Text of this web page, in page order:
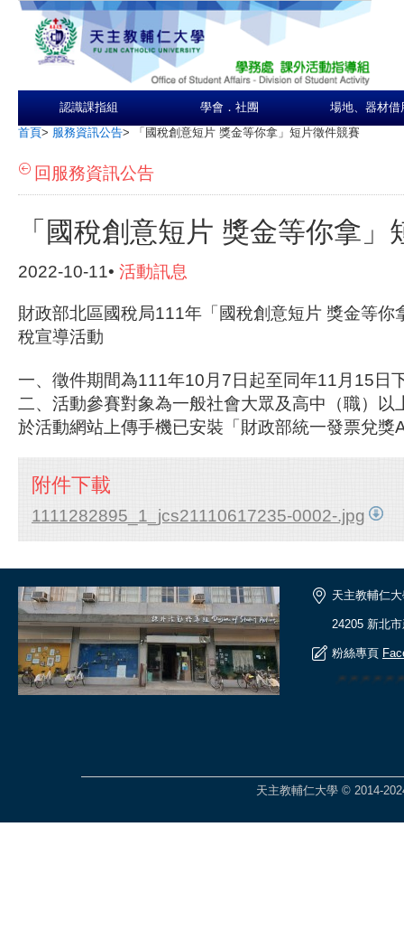
認識課指組 學會．社團 場地、器材借
首頁> 服務資訊公告> 「國稅創意短片 獎金等你拿」短片徵件競賽
回服務資訊公告
「國稅創意短片 獎金等你拿」
2022-10-11• 活動訊息
財政部北區國稅局111年「國稅創意短片 獎金等你
稅宣導活動
一、徵件期間為111年10月7日起至同年11月15日
二、活動參賽對象為一般社會大眾及高中（職）以
於活動網站上傳手機已安裝「財政部統一發票兌
附件下載
1111282895_1_jcs21110617235-0002-.jpg
天主教輔仁
24205 新北
粉絲專頁
天主教輔仁大學 © 2014-